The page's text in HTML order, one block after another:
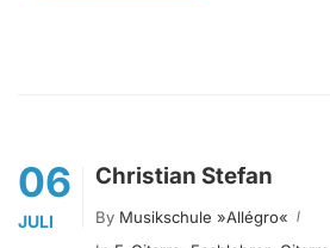
06
JULI
Christian Stefan
By Musikschule »allégro«